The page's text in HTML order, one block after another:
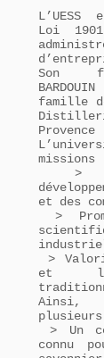
Loi
Son
famille
missions
>
et des
>
>
et
Ainsi,
> Un
connu